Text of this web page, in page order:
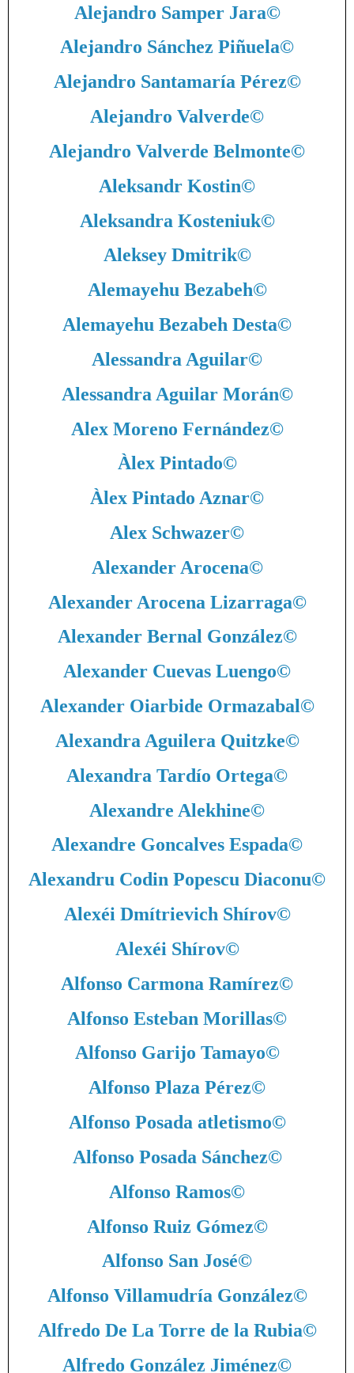
Alejandro Samper Jara©
Alejandro Sánchez Piñuela©
Alejandro Santamaría Pérez©
Alejandro Valverde©
Alejandro Valverde Belmonte©
Aleksandr Kostin©
Aleksandra Kosteniuk©
Aleksey Dmitrik©
Alemayehu Bezabeh©
Alemayehu Bezabeh Desta©
Alessandra Aguilar©
Alessandra Aguilar Morán©
Alex Moreno Fernández©
Àlex Pintado©
Àlex Pintado Aznar©
Alex Schwazer©
Alexander Arocena©
Alexander Arocena Lizarraga©
Alexander Bernal González©
Alexander Cuevas Luengo©
Alexander Oiarbide Ormazabal ©
Alexandra Aguilera Quitzke©
Alexandra Tardío Ortega©
Alexandre Alekhine©
Alexandre Goncalves Espada©
Alexandru Codin Popescu Diaconu©
Alexéi Dmítrievich Shírov©
Alexéi Shírov©
Alfonso Carmona Ramírez©
Alfonso Esteban Morillas©
Alfonso Garijo Tamayo©
Alfonso Plaza Pérez©
Alfonso Posada atletismo©
Alfonso Posada Sánchez©
Alfonso Ramos©
Alfonso Ruiz Gómez©
Alfonso San José©
Alfonso Villamudría González©
Alfredo De La Torre de la Rubia©
Alfredo González Jiménez©